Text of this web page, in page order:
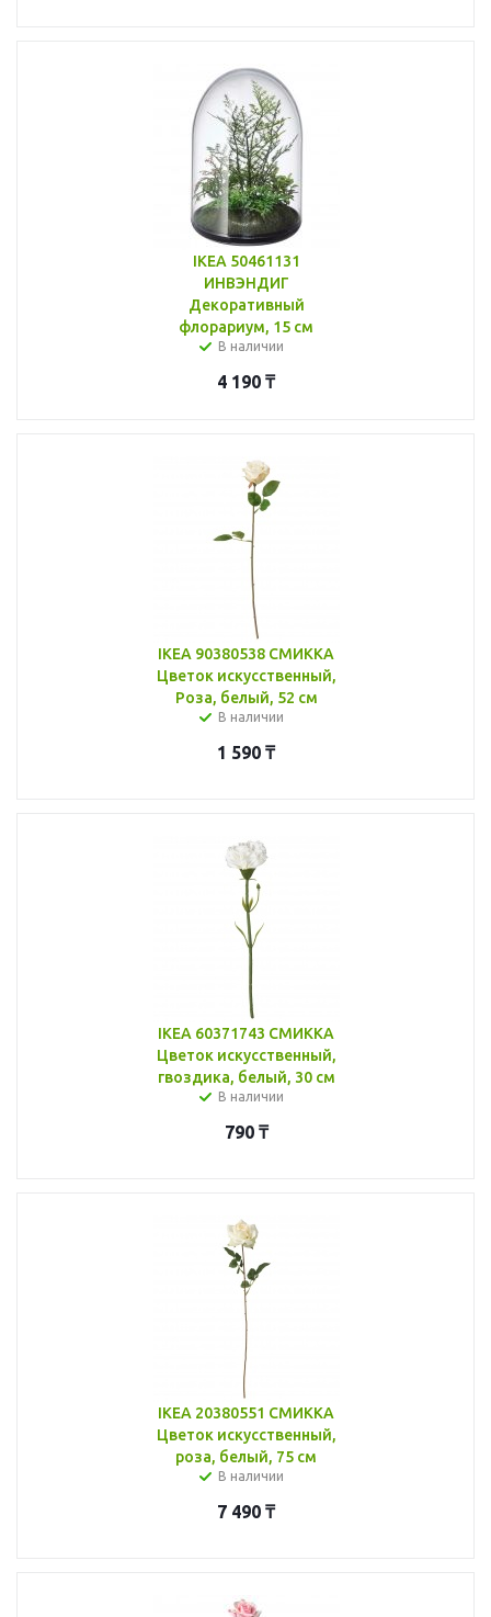
IKEA 50461131
ИНВЭНДИГ
Декоративный
флорариум, 15 см
В наличии
4 190 ₸
IKEA 90380538 СМИККА
Цветок искусственный,
Роза, белый, 52 см
В наличии
1 590 ₸
IKEA 60371743 СМИККА
Цветок искусственный,
гвоздика, белый, 30 см
В наличии
790₸
IKEA 20380551 СМИККА
Цветок искусственный,
роза, белый, 75 см
В наличии
7 490 ₸